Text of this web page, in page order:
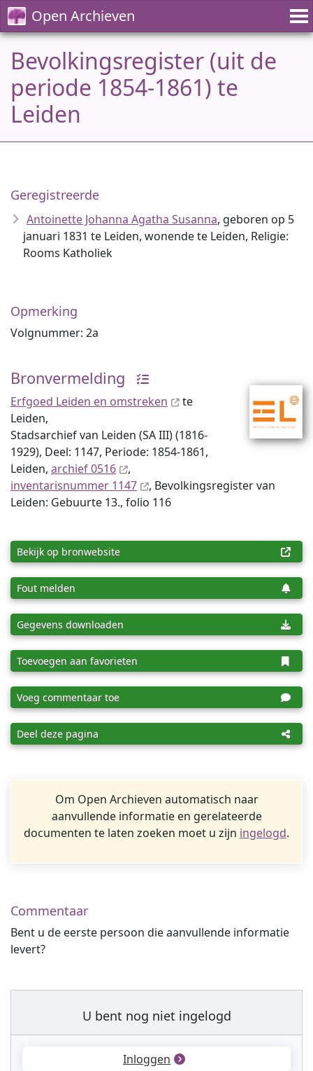
Open Archieven
Bevolkingsregister (uit de
periode 1854-1861) te
Leiden
Geregistreerde
Antoinette Johanna Agatha Susanna, geboren op 5
januari 1831 te Leiden, wonende te Leiden, Religie:
Rooms Katholiek
Opmerking
Volgnummer: 2a
Bronvermelding
Erfgoed Leiden en omstreken
te
Leiden,
Stadsarchief van Leiden (SA III) (1816-
1929), Deel: 1147, Periode: 1854-1861,
Leiden, archief 0516
,
inventaris­num­mer 1147
, Bevolkingsregister van
Leiden: Gebuurte 13., folio 116
Bekijk op bronwebsite
Fout melden
Gegevens downloaden
Toevoegen aan favorieten
Voeg commentaar toe
Deel deze pagina
Om Open Archieven automatisch naar
aanvullende informatie en gerelateerde
documenten te laten zoeken moet u zijn ingelogd.
Commentaar
Bent u de eerste persoon die aanvullende informatie
levert?
U bent nog niet ingelogd
Inloggen